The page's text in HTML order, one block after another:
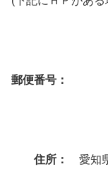
郵便番号：
住所： 愛知